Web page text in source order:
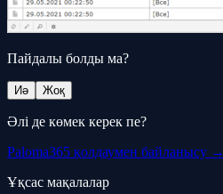
Пайдалы болды ма?
Иә Жоқ
Әлі де көмек керек пе?
Paloma365 қолдаумен байланысу →
Ұқсас мақалалар